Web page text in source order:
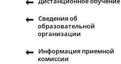
Сведения об
образовательной
организации
Информация приемной
комиссии